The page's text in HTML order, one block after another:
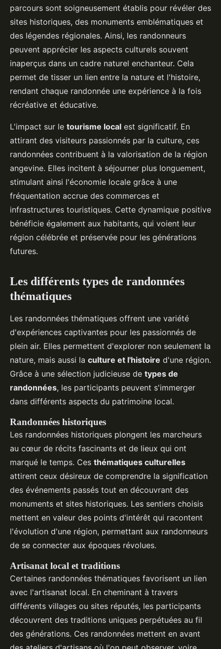
parcours sont soigneusement établis pour révéler des
sites historiques, des monuments emblématiques et
des légendes régionales. Ainsi, les randonneurs
peuvent apprécier les aspects culturels souvent
inaperçus dans un cadre naturel enchanteur. Cela
permet de tisser un lien entre la nature et l'histoire,
rendant chaque randonnée une expérience à la fois
récréative et éducative.
L'impact sur le tourisme local est significatif. En
attirant des visiteurs passionnés par la culture, ces
randonnées contribuent à la valorisation de la région
angevine. Elles incitent à séjourner plus longuement,
stimulant ainsi l'économie locale grâce à une
fréquentation accrue des commerces et
infrastructures touristiques. Cette dynamique positive
bénéficie également aux habitants, qui voient leur
région célébrée et préservée pour les générations
futures.
Les différents types de randonnées
thématiques
Les randonnées thématiques offrent une variété
d'expériences captivantes pour les passionnés de
plein air. Elles permettent d'explorer non seulement la
nature, mais aussi la culture et l'histoire d'une région.
Grâce à une sélection judicieuse de types de
randonnées, les participants peuvent s'immerger
dans différents aspects du patrimoine local.
Randonnées historiques
Les randonnées historiques plongent les marcheurs
au cœur de récits fascinants et de lieux qui ont
marqué le temps. Ces thématiques culturelles
attirent ceux désireux de comprendre la signification
des événements passés tout en découvrant des
monuments et sites historiques. Les sentiers choisis
mettent en valeur des points d'intérêt qui racontent
l'évolution d'une région, permettant aux randonneurs
de se connecter aux époques révolues.
Artisanat local et traditions
Certaines randonnées thématiques favorisent un lien
avec l'artisanat local. En cheminant à travers
différents villages ou sites réputés, les participants
découvrent des traditions uniques perpétuées au fil
des générations. Ces randonnées mettent en avant